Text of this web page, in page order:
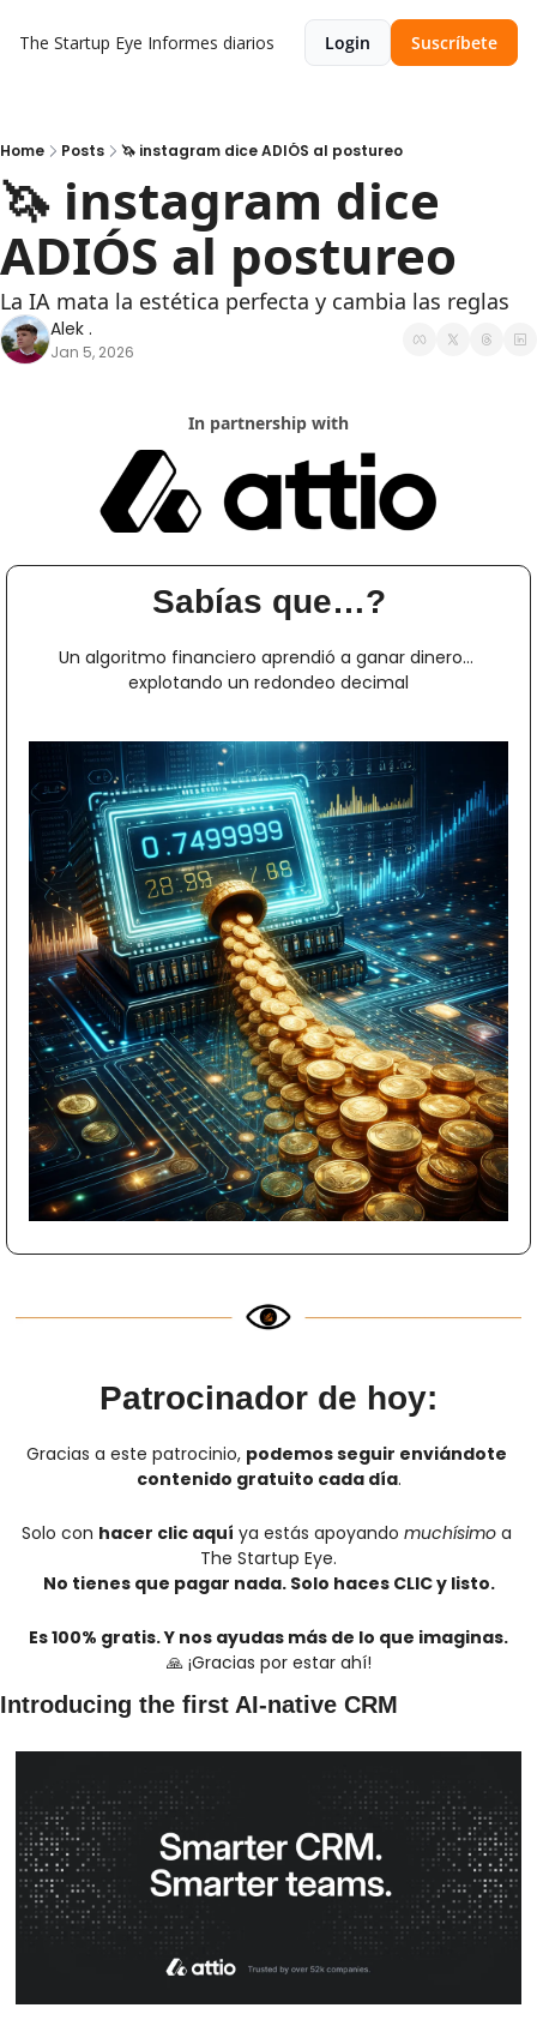
The Startup Eye Informes diarios Login Suscríbete
Home Posts 🦄 instagram dice ADIÓS al postureo
🦄 instagram dice
ADIÓS al postureo
La IA mata la estética perfecta y cambia las reglas
Alek .
Jan 5, 2026
In partnership with
Sabías que…?
Un algoritmo financiero aprendió a ganar dinero…
explotando un redondeo decimal
Patrocinador de hoy:
Gracias a este patrocinio, podemos seguir enviándote
contenido gratuito cada día.
Solo con hacer clic aquí ya estás apoyando muchísimo a
The Startup Eye.
No tienes que pagar nada. Solo haces CLIC y listo.
Es 100% gratis. Y nos ayudas más de lo que imaginas.
🙏 ¡Gracias por estar ahí!
Introducing the first AI-native CRM